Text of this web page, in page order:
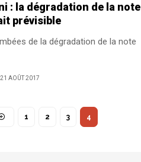
: la dégradation de la note
prévisible
de la dégradation de la note
21 AOÛT 2017
1 2 3 4